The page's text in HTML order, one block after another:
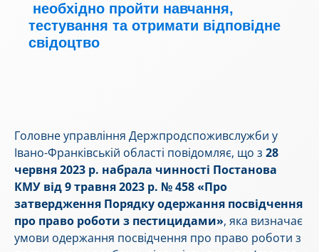
необхідно пройти навчання,
тестування та отримати відповідне
свідоцтво
Головне управління Держпродспоживслужби у
Івано-Франківській області повідомляє, що з 28
червня 2023 р. набрала чинності Постанова
КМУ від 9 травня 2023 р. № 458 «Про
затвердження Порядку одержання посвідчення
про право роботи з пестицидами», яка визначає
умови одержання посвідчення про право роботи з